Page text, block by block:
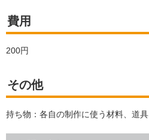
費用
200円
その他
持ち物：各自の制作に使う材料、道具